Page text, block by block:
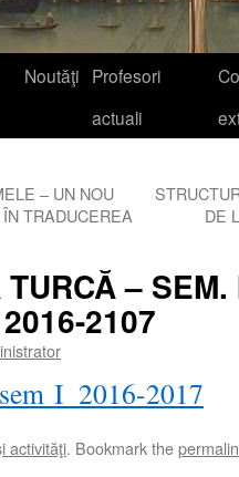
Noutăţi Profesori
actuali
– UN NOU
TRADUCEREA
DE
–
2107
I_2016-2017
activităţi. Bookmark the